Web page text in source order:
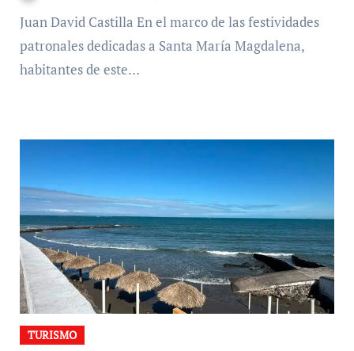
Juan David Castilla En el marco de las festividades
patronales dedicadas a Santa María Magdalena,
habitantes de este…
TURISMO